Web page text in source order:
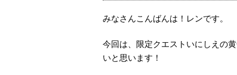
みなさんこんばんは！レンです。
今回は、限定クエストいにしえの
いと思います！